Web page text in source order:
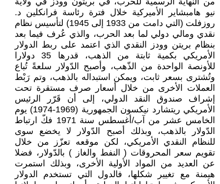
نيو هامبشاير الأميركية خلال فترة رئاسة فرانكلين د.
روزفلت (التي دامت من 1933 إلى 1945) لتأسيس نظام
نقدي ومالي دولي لما بعد الحرب، والذي عُرف فيما بعد
بنظام بريتن وودز النقدي الذي اعتمد على ربط الدولار
الأمريكي بكمية ثابتة من الذهب، قدرها 35 دولارا
للأونصة الواحدة من الذّهب، وأصبح الدّولار سلعةً تُباع
وتُشترى بسعر ثابت، ويمكن استبداله بالذهب، وتم رَبْط
العملات الأخرى من خلال أسعار صرف مستقرة تحت
إشراف صندوق النقد الدولي، إلى أن قَرّر الرئيس
الأمريكي ريتشارد نيكسون الجمهورية (1969-1974) يوم
الخامس عشر من آب/أغسطس سنة 1971 فكّ ارتباط
الدّولار بالذهب، وبذلك أصبح الدّولار لا يخضع سوى
للنظام النقدي الأمريكي، لكن موقعه تعزّز من خلال
تقويم سعر المحروقات ( النفط والغاز ) بالدّولار، فضلا
عن العديد من المواد الأولية الأخرى، وبذلك استمرت
هيمنة مع تغيير شكلها، فالدول التي تستخدم الدولار